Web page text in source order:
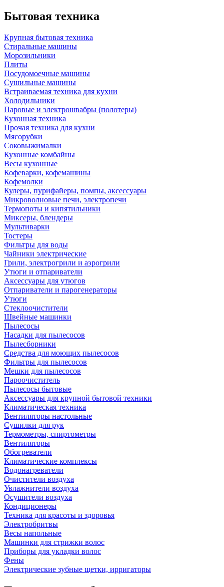
Бытовая техника
Крупная бытовая техника
Стиральные машины
Морозильники
Плиты
Посудомоечные машины
Сушильные машины
Встраиваемая техника для кухни
Холодильники
Паровые и электрошвабры (полотеры)
Кухонная техника
Прочая техника для кухни
Мясорубки
Соковыжималки
Кухонные комбайны
Весы кухонные
Кофеварки, кофемашины
Кофемолки
Кулеры, пурифайеры, помпы, аксессуары
Микроволновые печи, электропечи
Термопоты и кипятильники
Миксеры, блендеры
Мультиварки
Тостеры
Фильтры для воды
Чайники электрические
Грили, электрогрили и аэрогрили
Утюги и отпариватели
Аксессуары для утюгов
Отпариватели и парогенераторы
Утюги
Стеклоочистители
Швейные машинки
Пылесосы
Насадки для пылесосов
Пылесборники
Средства для моющих пылесосов
Фильтры для пылесосов
Мешки для пылесосов
Пароочиститель
Пылесосы бытовые
Аксессуары для крупной бытовой техники
Климатическая техника
Вентиляторы настольные
Сушилки для рук
Термометры, спиртометры
Вентиляторы
Обогреватели
Климатические комплексы
Водонагреватели
Очистители воздуха
Увлажнители воздуха
Осушители воздуха
Кондиционеры
Техника для красоты и здоровья
Электробритвы
Весы напольные
Машинки для стрижки волос
Приборы для укладки волос
Фены
Электрические зубные щетки, ирригаторы